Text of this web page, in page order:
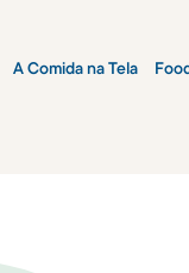
A Comida na Tela